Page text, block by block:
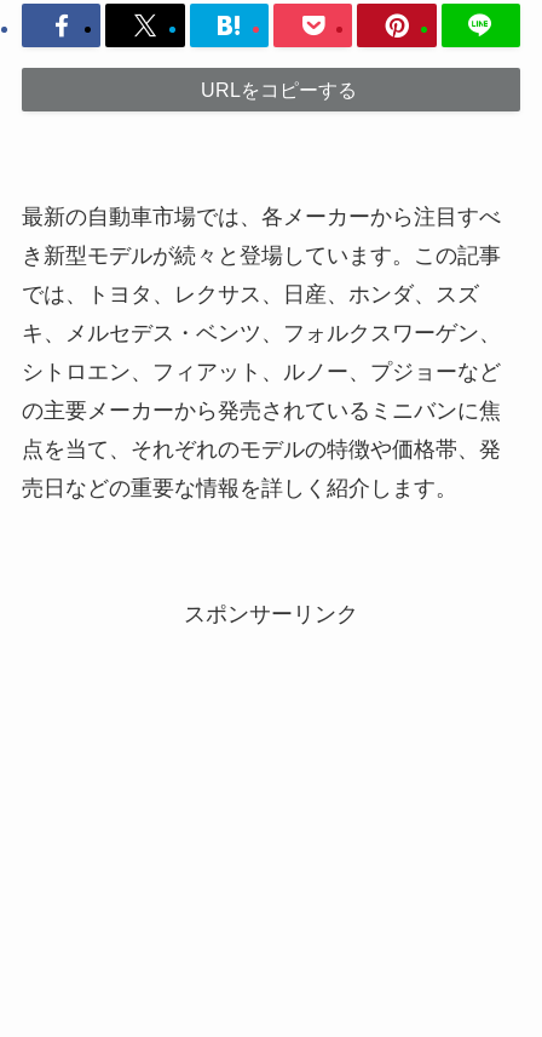
URLをコピーする
最新の自動車市場では、各メーカーから注目すべ
き新型モデルが続々と登場しています。この記事
では、トヨタ、レクサス、日産、ホンダ、スズ
キ、メルセデス・ベンツ、フォルクスワーゲン、
シトロエン、フィアット、ルノー、プジョーなど
の主要メーカーから発売されているミニバンに焦
点を当て、それぞれのモデルの特徴や価格帯、発
売日などの重要な情報を詳しく紹介します。
スポンサーリンク